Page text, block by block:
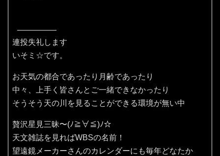
連投失礼します
いそミ☆です。
お天気の都合であったり月齢であったり
中々、上手く皆さんとご一緒できなかったり
そうそう天の川を見ることができる環境が無い中
贅沢星見三昧〜(ﾉ≧∀≦)ﾉ☆
天文雑誌を見ればWBSの名前！
望遠鏡メーカーさんのカレンダーにも毎年どなたか